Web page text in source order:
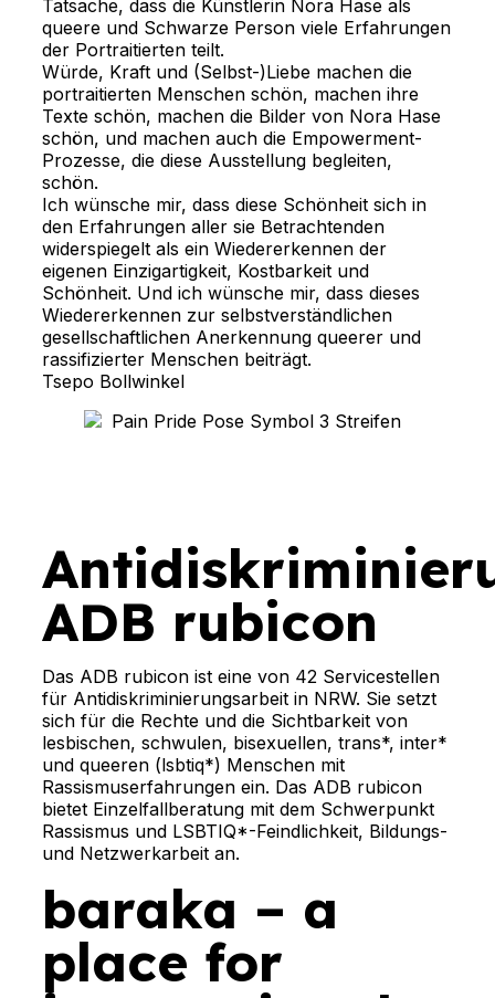
Tatsache, dass die Künstlerin Nora Hase als
queere und Schwarze Person viele Erfahrungen
der Portraitierten teilt.
Würde, Kraft und (Selbst-)Liebe machen die
portraitierten Menschen schön, machen ihre
Texte schön, machen die Bilder von Nora Hase
schön, und machen auch die Empowerment-
Prozesse, die diese Ausstellung begleiten,
schön.
Ich wünsche mir, dass diese Schönheit sich in
den Erfahrungen aller sie Betrachtenden
widerspiegelt als ein Wiedererkennen der
eigenen Einzigartigkeit, Kostbarkeit und
Schönheit. Und ich wünsche mir, dass dieses
Wiedererkennen zur selbstverständlichen
gesellschaftlichen Anerkennung queerer und
rassifizierter Menschen beiträgt.
Tsepo Bollwinkel
ADB rubicon
Das ADB rubicon ist eine von 42 Servicestellen
für Antidiskriminierungsarbeit in NRW. Sie setzt
sich für die Rechte und die Sichtbarkeit von
lesbischen, schwulen, bisexuellen, trans*, inter*
und queeren (lsbtiq*) Menschen mit
Rassismuserfahrungen ein. Das ADB rubicon
bietet Einzelfallberatung mit dem Schwerpunkt
Rassismus und LSBTIQ*-Feindlichkeit, Bildungs-
und Netzwerkarbeit an.
baraka – a
place for